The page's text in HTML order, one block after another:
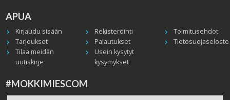
APUA
Kirjaudu sisään Rekisteröinti
Toimitusehdot
Tarjoukset
Palautukset
Tietosuojaseloste
Tilaa meidän
uutiskirje
Usein kysytyt
kysymykset
#MOKKIMIESCOM